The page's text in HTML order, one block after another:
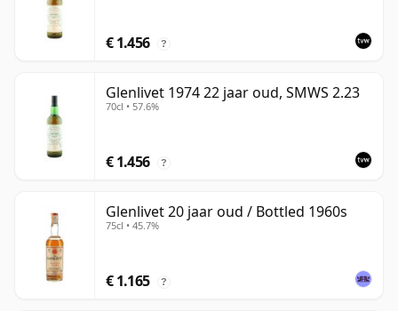
€ 1.456 ?
Glenlivet 1974 22 jaar oud, SMWS 2.23
70cl • 57.6%
€ 1.456 ?
Glenlivet 20 jaar oud / Bottled 1960s
75cl • 45.7%
€ 1.165 ?